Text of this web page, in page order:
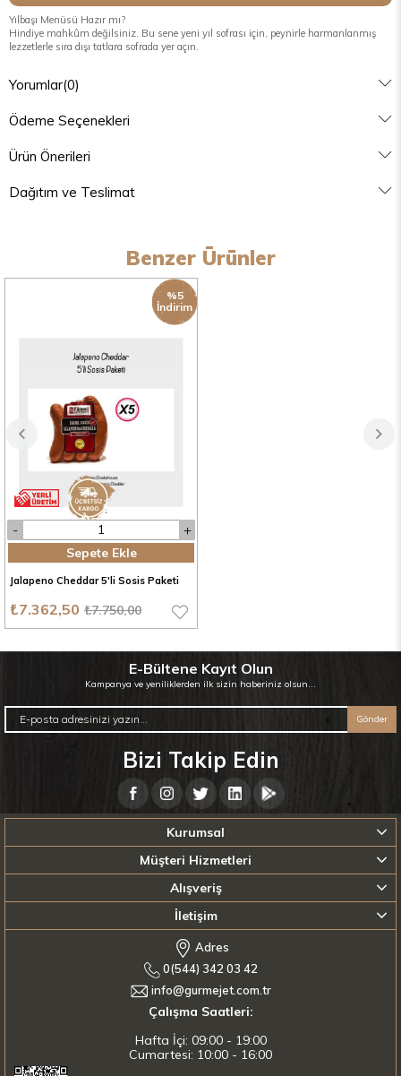
Yılbaşı Menüsü Hazır mı?
Hindiye mahkûm değilsiniz. Bu sene yeni yıl sofrası için, peynirle harmanlanmış
lezzetlerle sıra dışı tatlara sofrada yer açın.
Yorumlar(0)
Ödeme Seçenekleri
Ürün Önerileri
Dağıtım ve Teslimat
Benzer Ürünler
Jalapeno Cheddar 5'li Sosis Paketi
₺7.362,50 ₺7.750,00
Sepete Ekle
%5
İndirim
E-Bültene Kayıt Olun
Kampanya ve yeniliklerden ilk sizin haberiniz olsun...
Gönder
Bizi Takip Edin
Kurumsal
Müşteri Hizmetleri
Alışveriş
İletişim
Adres
0(544) 342 03 42
info@gurmejet.com.tr
Çalışma Saatleri:
Hafta İçi: 09:00 - 19:00
Cumartesi: 10:00 - 16:00